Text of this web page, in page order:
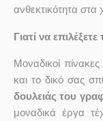
ανθεκτικότητα
Γιατί να
Μοναδικοί
και το δικό σας
δουλειάς του
μοναδικά έργα